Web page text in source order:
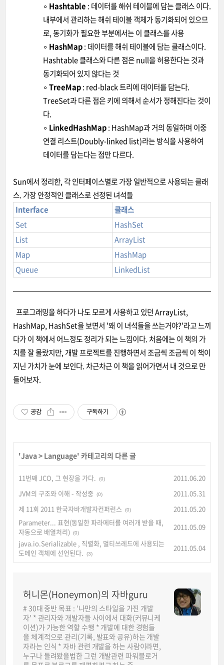
∘ Hashtable : 데이터를 해쉬 테이블에 담는 클래스 이다.
내부에서 관리하는 해쉬 테이블 객체가 동기화되어 있으므
로, 동기화가 필요한 부분에서는 이 클래스를 사용
∘ HashMap: 데이터를 해쉬 테이블에 담는 클래스이다.
Hashtable 클래스와 다른 점은 null을 허용한다는 것과
동기화되어 있지 않다는 것
∘ TreeMap: red-black 트리에 데이터를 담는다.
TreeSet과 다른 점은 키에 의해서 순서가 정해진다는 것이
다.
∘ LinkedHashMap: HashMap과 거의 동일하며 이중
연결 리스트(Doubly-linked list)라는 방식을 사용하여
데이터를 담는다는 점만 다르다.
Sun에서 정리한, 각 인터페이스별로 가장 일반적으로 사용되는 클래
스. 가장 안정적인 클래스로 선정된 녀석들
Interface
클래스
Set
HashSet
List
ArrayList
Map
HashMap
Queue
LinkedList
프로그래밍을 하다가 나도 모르게 사용하고 있던 ArrayList,
HashMap, HashSet을 보면서 '왜 이 녀석들을 쓰는거야?'라고 느끼
다가 이 책에서 어느정도 정리가 되는 느낌이다. 처음에는 이 책의 가
치를 잘 몰랐지만, 개발 프로젝트를 진행하면서 조금씩 조금씩 이 책이
지닌 가치가 눈에 보인다. 차근차근 이 책을 읽어가면서 내 것으로 만
들어보자.
공감 구독하기
'Java> Language' 카테고리의 다른 글
11번째 JCO, 그 현장을 가다. (0)
2011.06.20
JVM의 구조와 이해 - 작성중
(0)
2011.05.31
제 11회 2011 한국자바개발자컨퍼런스
(0)
2011.05.20
Parameter... 표현(동일한 파라메터를 여러개 받을 때,
자동으로 배열처리)
(0)
2011.05.09
java.io.Serializable , 직렬화, 멀티쓰레드에 사용되는
도메인 객체에 선언된다.
(3)
2011.05.04
허니몬(Honeymon)의 자바guru
# 30대 중반 목표 : '나만의 스타일을 가진 개발
자' * 관리자와 개발자들 사이에서 대화(커뮤니케
이션)가 가능한 역할 수행 * 개발에 대한 경험들
을 체계적으로 관리(기록, 발표와 공유)하는 개발
자라는 인식 * 자바 관련 개발을 하는 사람이라면,
누구나 들려봤을법한 그런 개발관련 파워블로거